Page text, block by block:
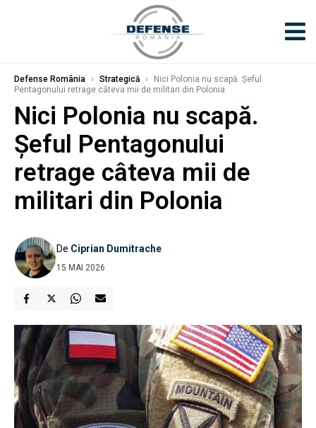
Defense România › Strategică ›
Nici Polonia nu scapă. Șeful
Pentagonului retrage câteva mii de militari din Polonia
Nici Polonia nu scapă.
Șeful Pentagonului
retrage câteva mii de
militari din Polonia
De Ciprian Dumitrache
15 MAI 2026